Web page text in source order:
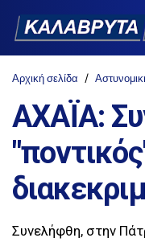
Αρχική σελίδα
ΑΧΑΪΑ:
Συνελήφθη, στην